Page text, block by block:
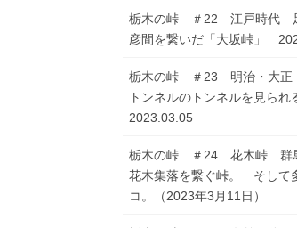
栃木の峠 ＃22 江戸時代
彦間を繋いだ「大坂峠」
栃木の峠 ＃23 明治・大正
トンネルのトンネルを見ら
2023.03.05
栃木の峠 ＃24 花木峠 群
花木集落を繋ぐ峠。 そして
コ。（2023年3月11日）